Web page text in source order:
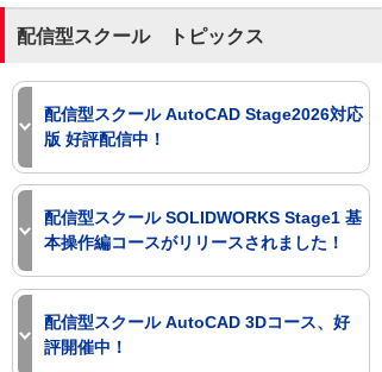
配信型スクール トピックス
配信型スクール AutoCAD Stage2026対応
版 好評配信中！
いよいよ2026バージョンが追加されまし
た。
配信型スクール:AutoCAD/LT 2026
配信型スクール SOLIDWORKS Stage1 基
本操作編コースがリリースされました！
SOLIDWORKSコースが追加されまし
た。
配信型スクール AutoCAD 3Dコース、好
評開催中！